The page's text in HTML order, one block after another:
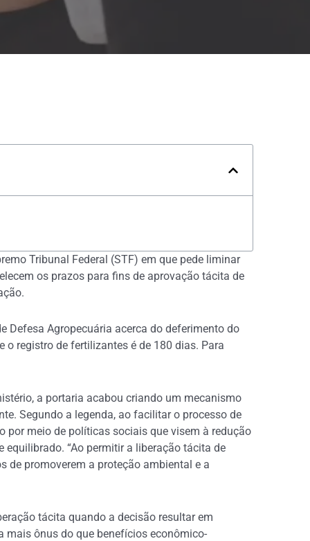
Tribunal Federal (STF) em que pede liminar
os prazos para fins de aprovação tácita de
Defesa Agropecuária acerca do deferimento do
registro de fertilizantes é de 180 dias. Para
a portaria acabou criando um mecanismo
Segundo a legenda, ao facilitar o processo de
por meio de políticas sociais que visem à redução
“Ao permitir a liberação tácita de
de promoverem a proteção ambiental e a
tácita quando a decisão resultar em
ônus do que benefícios econômico-